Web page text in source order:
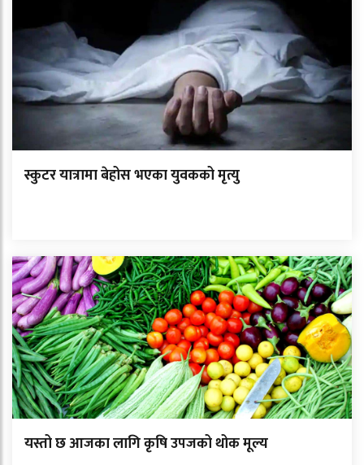
स्कुटर यात्रामा बेहोस भएका युवकको मृत्यु
यस्तो छ आजका लागि कृषि उपजको थोक मूल्य